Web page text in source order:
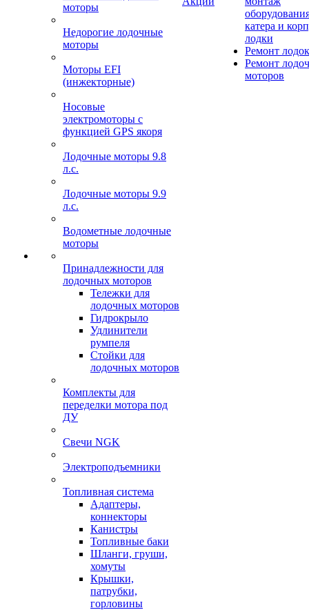
моторы
Недорогие лодочные
моторы
Моторы EFI
(инжекторные)
Носовые
электромоторы с
функцией GPS якоря
Лодочные моторы 9.8
л.с.
Лодочные моторы 9.9
л.с.
Водометные лодочные
моторы
Принадлежности для
лодочных моторов
Тележки для
лодочных моторов
Гидрокрыло
Удлинители
румпеля
Стойки для
лодочных моторов
Комплекты для
переделки мотора под
ДУ
Свечи NGK
Электроподъемники
Топливная система
Адаптеры,
коннекторы
Канистры
Топливные баки
Шланги, груши,
хомуты
Крышки,
патрубки,
горловины
катера и
лодки
Ремонт
Ремонт
моторов